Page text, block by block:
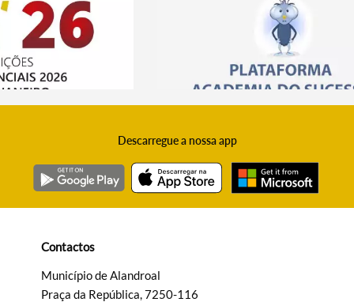
Descarregue a nossa app
Contactos
Município de Alandroal
Praça da República, 7250-116